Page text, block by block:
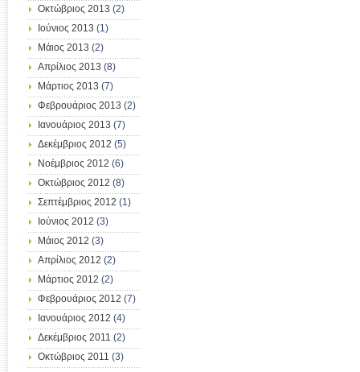
Οκτώβριος 2013 (2)
Ιούνιος 2013 (1)
Μάιος 2013 (2)
Απρίλιος 2013 (8)
Μάρτιος 2013 (7)
Φεβρουάριος 2013 (2)
Ιανουάριος 2013 (7)
Δεκέμβριος 2012 (5)
Νοέμβριος 2012 (6)
Οκτώβριος 2012 (8)
Σεπτέμβριος 2012 (1)
Ιούνιος 2012 (3)
Μάιος 2012 (3)
Απρίλιος 2012 (2)
Μάρτιος 2012 (2)
Φεβρουάριος 2012 (7)
Ιανουάριος 2012 (4)
Δεκέμβριος 2011 (2)
Οκτώβριος 2011 (3)